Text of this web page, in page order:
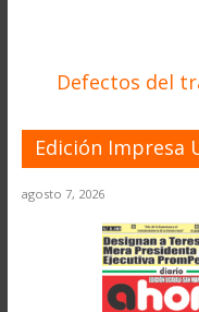
Defectos del
Edición Impresa
agosto 7, 2026